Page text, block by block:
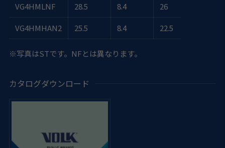
VG4HMLNF 28.5 8.4 26
VG4HMHAN2 25.5 8.4 22.5
※写真はSTです。NFとは異なります。
カタログダウンロード